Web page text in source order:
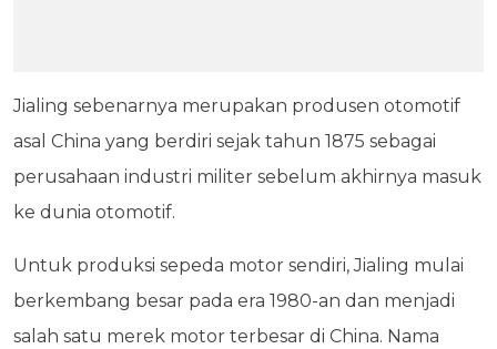
Jialing sebenarnya merupakan produsen otomotif
asal China yang berdiri sejak tahun 1875 sebagai
perusahaan industri militer sebelum akhirnya masuk
ke dunia otomotif.
Untuk produksi sepeda motor sendiri, Jialing mulai
berkembang besar pada era 1980-an dan menjadi
salah satu merek motor terbesar di China. Nama